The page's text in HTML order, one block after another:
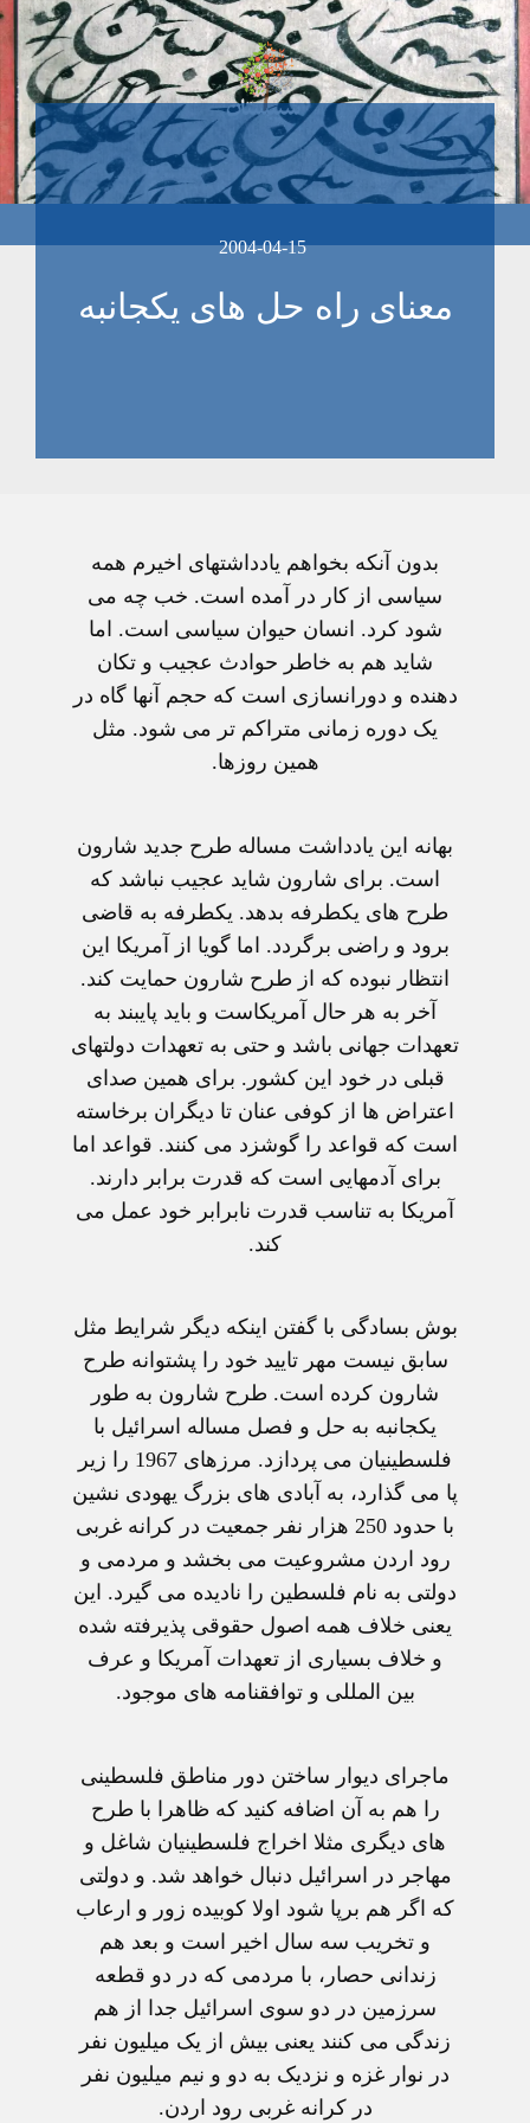
2004-04-15
معنای راه حل های يکجانبه
بدون آنکه بخواهم يادداشتهای اخيرم همه
سياسی از کار در آمده است. خب چه می
شود کرد. انسان حيوان سياسی است. اما
شايد هم به خاطر حوادث عجيب و تکان
دهنده و دورانسازی است که حجم آنها گاه در
يک دوره زمانی متراکم تر می شود. مثل
همين روزها.
بهانه اين يادداشت مساله طرح جديد شارون
است. برای شارون شايد عجيب نباشد که
طرح های يکطرفه بدهد. يکطرفه به قاضی
برود و راضی برگردد. اما گويا از آمريکا اين
انتظار نبوده که از طرح شارون حمايت کند.
آخر به هر حال آمريکاست و بايد پايبند به
تعهدات جهانی باشد و حتی به تعهدات دولتهای
قبلی در خود اين کشور. برای همين صدای
اعتراض ها از کوفی عنان تا ديگران برخاسته
است که قواعد را گوشزد می کنند. قواعد اما
برای آدمهايی است که قدرت برابر دارند.
آمريکا به تناسب قدرت نابرابر خود عمل می
کند.
بوش بسادگی با گفتن اينکه ديگر شرايط مثل
سابق نيست مهر تاييد خود را پشتوانه طرح
شارون کرده است. طرح شارون به طور
يکجانبه به حل و فصل مساله اسرائيل با
فلسطينيان می پردازد. مرزهای 1967 را زير
پا می گذارد، به آبادی های بزرگ يهودی نشين
با حدود 250 هزار نفر جمعيت در کرانه غربی
رود اردن مشروعيت می بخشد و مردمی و
دولتی به نام فلسطين را ناديده می گيرد. اين
يعنی خلاف همه اصول حقوقی پذيرفته شده
و خلاف بسياری از تعهدات آمريکا و عرف
بين المللی و توافقنامه های موجود.
ماجرای ديوار ساختن دور مناطق فلسطينی
را هم به آن اضافه کنيد که ظاهرا با طرح
های ديگری مثلا اخراج فلسطينيان شاغل و
مهاجر در اسرائيل دنبال خواهد شد. و دولتی
که اگر هم برپا شود اولا کوبيده زور و ارعاب
و تخريب سه سال اخير است و بعد هم
زندانی حصار، با مردمی که در دو قطعه
سرزمين در دو سوی اسرائيل جدا از هم
زندگی می کنند يعنی بيش از يک ميليون نفر
در نوار غزه و نزديک به دو و نيم ميليون نفر
در کرانه غربی رود اردن.